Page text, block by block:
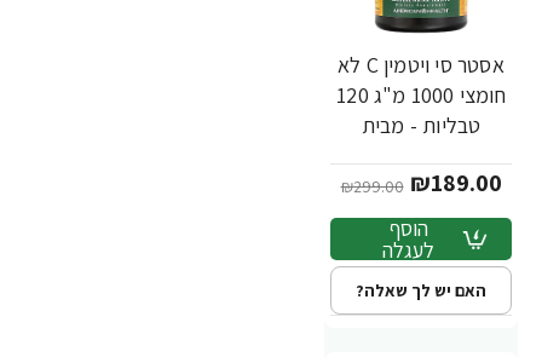
-37%
אסטר סי ויטמין C לא
חומצי 1000 מ"ג 120
טבליות - מבית
₪189.00
₪299.00
הוסף
לעגלה
האם יש לך שאלה?